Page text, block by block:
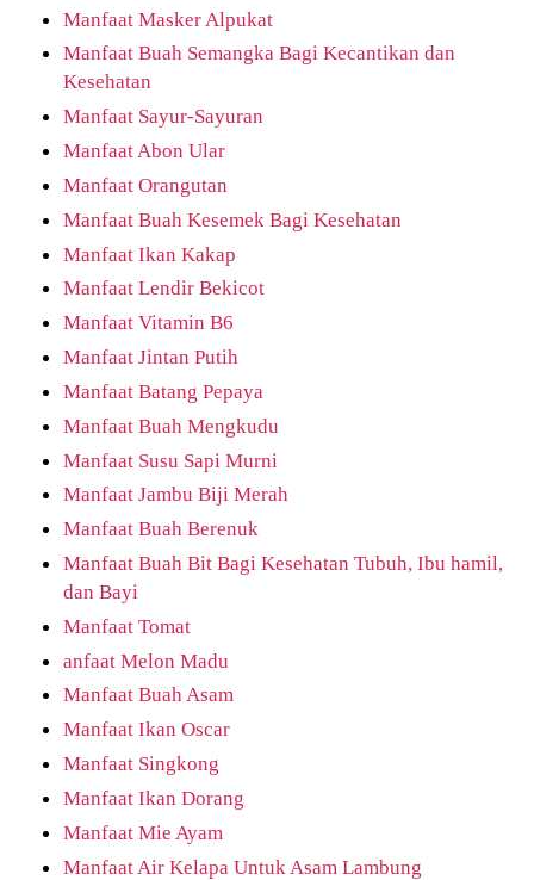
Manfaat Masker Alpukat
Manfaat Buah Semangka Bagi Kecantikan dan
Kesehatan
Manfaat Sayur-Sayuran
Manfaat Abon Ular
Manfaat Orangutan
Manfaat Buah Kesemek Bagi Kesehatan
Manfaat Ikan Kakap
Manfaat Lendir Bekicot
Manfaat Vitamin B6
Manfaat Jintan Putih
Manfaat Batang Pepaya
Manfaat Buah Mengkudu
Manfaat Susu Sapi Murni
Manfaat Jambu Biji Merah
Manfaat Buah Berenuk
Manfaat Buah Bit Bagi Kesehatan Tubuh, Ibu hamil,
dan Bayi
Manfaat Tomat
anfaat Melon Madu
Manfaat Buah Asam
Manfaat Ikan Oscar
Manfaat Singkong
Manfaat Ikan Dorang
Manfaat Mie Ayam
Manfaat Air Kelapa Untuk Asam Lambung